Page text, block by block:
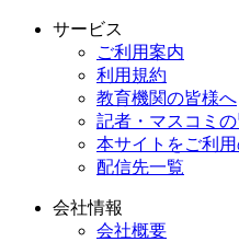
サービス
ご利用案内
利用規約
教育機関の皆様へ
記者・マスコミ
本サイトをご利
配信先一覧
会社情報
会社概要